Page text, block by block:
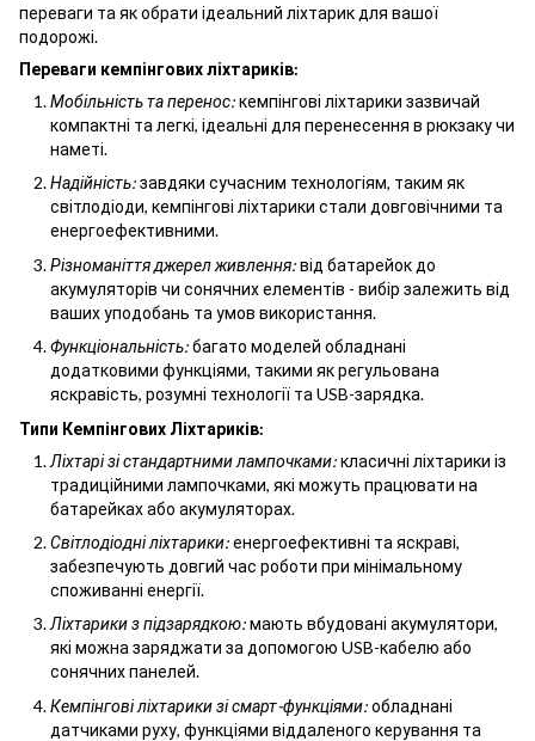
переваги та як обрати ідеальний ліхтарик для вашої
подорожі.
Переваги кемпінгових ліхтариків:
Мобільність та перенос:кемпінгові ліхтарики зазвичай
компактні та легкі, ідеальні для перенесення в рюкзаку чи
наметі.
Надійність:завдяки сучасним технологіям, таким як
світлодіоди, кемпінгові ліхтарики стали довговічними та
енергоефективними.
Різноманіття джерел живлення:від батарейок до
акумуляторів чи сонячних елементів - вибір залежить від
ваших уподобань та умов використання.
Функціональність:багато моделей обладнані
додатковими функціями, такими як регульована
яскравість, розумні технології та USB-зарядка.
Типи Кемпінгових Ліхтариків:
Ліхтарі зі стандартними лампочками:класичні ліхтарики із
традиційними лампочками, які можуть працювати на
батарейках або акумуляторах.
Світлодіодні ліхтарики:енергоефективні та яскраві,
забезпечують довгий час роботи при мінімальному
споживанні енергії.
Ліхтарики з підзарядкою:мають вбудовані акумулятори,
які можна заряджати за допомогою USB-кабелю або
сонячних панелей.
Кемпінгові ліхтарики зі смарт-функціями:обладнані
датчиками руху, функціями віддаленого керування та